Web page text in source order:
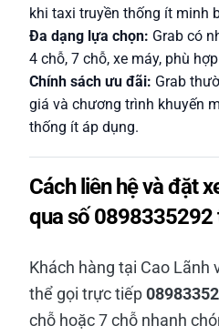
khi taxi truyền thống ít minh
Đa dạng lựa chọn: Grab có
4 chỗ, 7 chỗ, xe máy, phù
Chính sách ưu đãi: Grab
giá và chương trình khuyến
thống ít áp dụng.
Cách liên hệ và đặt
qua số 0898335292
Khách hàng tại Cao Lãnh
thể gọi trực tiếp
chỗ hoặc 7 chỗ nhanh